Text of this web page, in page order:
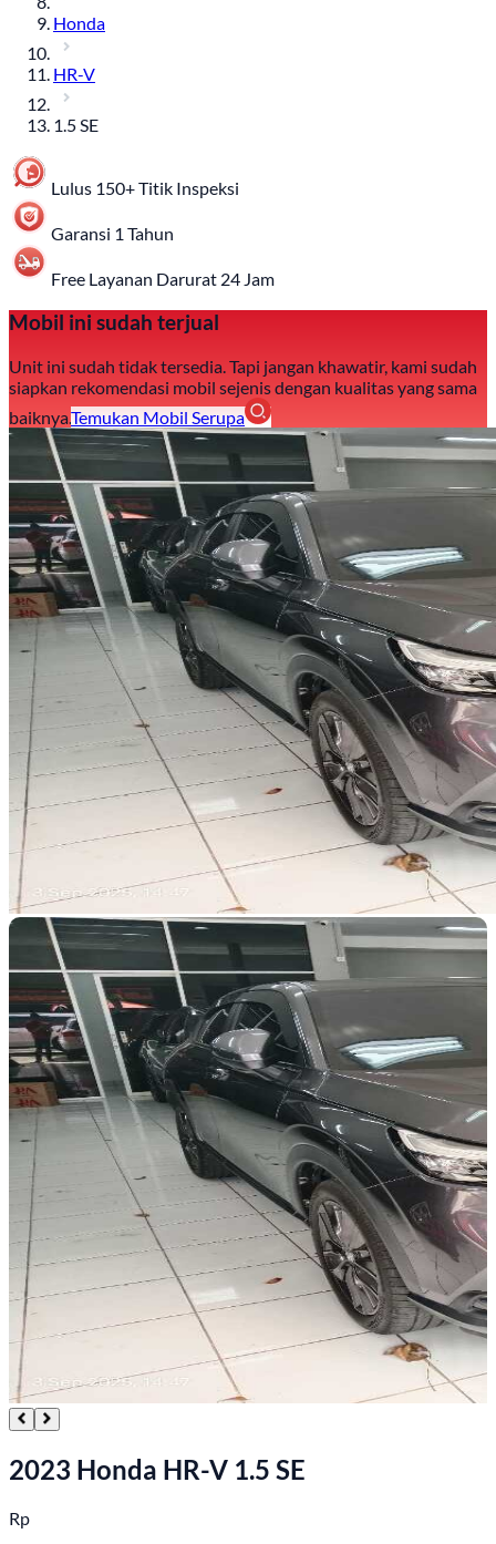
Honda
HR-V
1.5 SE
Lulus 150+ Titik Inspeksi
Garansi 1 Tahun
Free Layanan Darurat 24 Jam
Mobil ini sudah terjual
Unit ini sudah tidak tersedia. Tapi jangan khawatir, kami sudah
siapkan rekomendasi mobil sejenis dengan kualitas yang sama
baiknya.Temukan Mobil Serupa
2023 Honda HR-V 1.5 SE
Rp